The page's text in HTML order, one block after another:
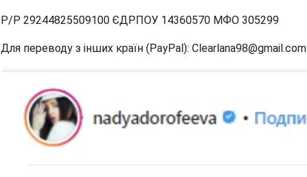
Р/Р 29244825509100 ЄДРПОУ 14360570 МФО 305299
Для переводу з інших країн (PayPal): Clearlana98@gmail.com